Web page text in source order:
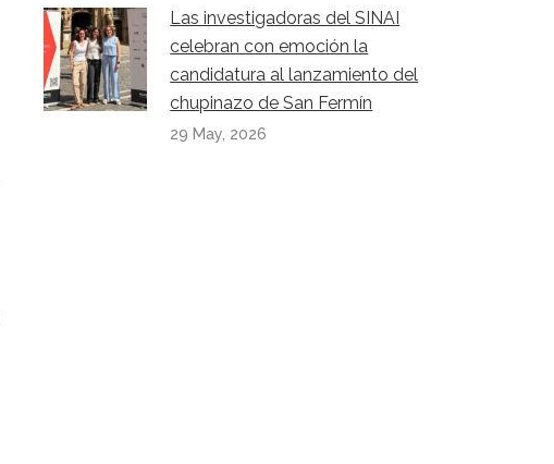
Las investigadoras del SINAI
celebran con emoción la
candidatura al lanzamiento del
chupinazo de San Fermín
29 May, 2026